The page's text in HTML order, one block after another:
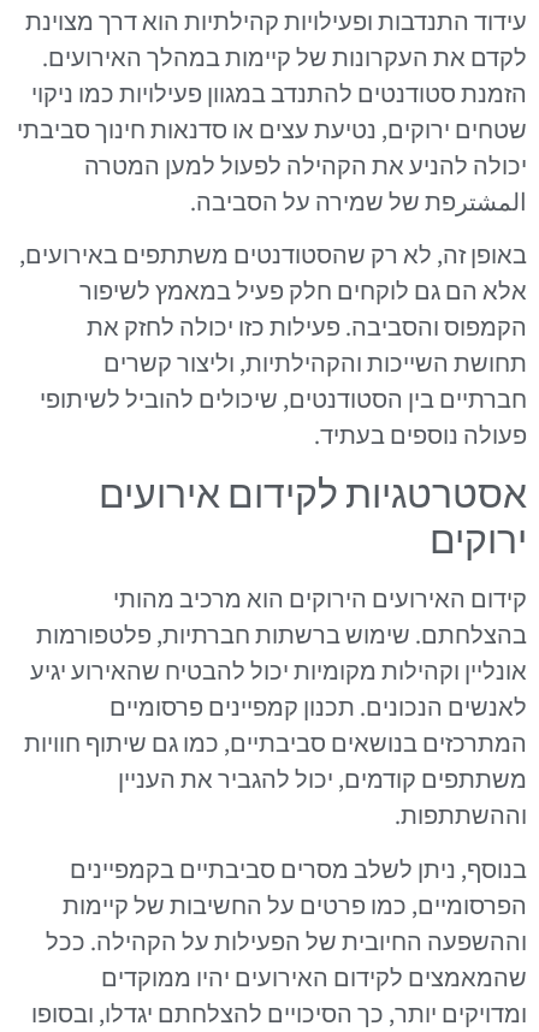
עידוד התנדבות ופעילויות קהילתיות הוא דרך מצוינת
לקדם את העקרונות של קיימות במהלך האירועים.
הזמנת סטודנטים להתנדב במגוון פעילויות כמו ניקוי
שטחים ירוקים, נטיעת עצים או סדנאות חינוך סביבתי
יכולה להניע את הקהילה לפעול למען המטרה
المشترפת של שמירה על הסביבה.
באופן זה, לא רק שהסטודנטים משתתפים באירועים,
אלא הם גם לוקחים חלק פעיל במאמץ לשיפור
הקמפוס והסביבה. פעילות כזו יכולה לחזק את
תחושת השייכות והקהילתיות, וליצור קשרים
חברתיים בין הסטודנטים, שיכולים להוביל לשיתופי
פעולה נוספים בעתיד.
אסטרטגיות לקידום אירועים
ירוקים
קידום האירועים הירוקים הוא מרכיב מהותי
בהצלחתם. שימוש ברשתות חברתיות, פלטפורמות
אונליין וקהילות מקומיות יכול להבטיח שהאירוע יגיע
לאנשים הנכונים. תכנון קמפיינים פרסומיים
המתרכזים בנושאים סביבתיים, כמו גם שיתוף חוויות
משתתפים קודמים, יכול להגביר את העניין
וההשתתפות.
בנוסף, ניתן לשלב מסרים סביבתיים בקמפיינים
הפרסומיים, כמו פרטים על החשיבות של קיימות
וההשפעה החיובית של הפעילות על הקהילה. ככל
שהמאמצים לקידום האירועים יהיו ממוקדים
ומדויקים יותר, כך הסיכויים להצלחתם יגדלו, ובסופו